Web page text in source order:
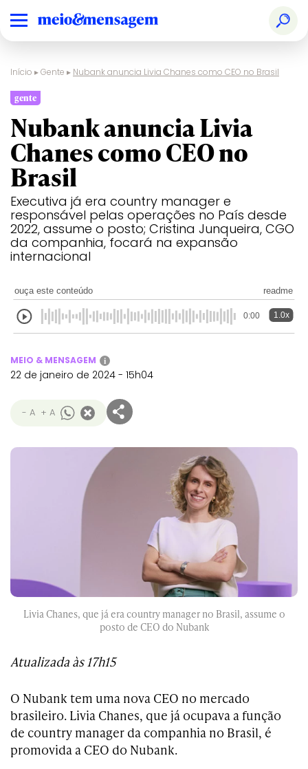
Início ▸Gente ▸ Nubank anuncia Livia Chanes como CEO no Brasil
gente
Nubank anuncia Livia
Chanes como CEO no
Brasil
Executiva já era country manager e
responsável pelas operações no País desde
2022, assume o posto; Cristina Junqueira, CGO
da companhia, focará na expansão
internacional
ouça este conteúdo readme
0:00 1.0x
MEIO & MENSAGEM i
22 de janeiro de 2024 - 15h04
- A + A
Livia Chanes, que já era country manager no Brasil, assume o
posto de CEO do Nubank
Atualizada às 17h15
O Nubank tem uma nova CEO no mercado
brasileiro. Livia Chanes, que já ocupava a função
de country manager da companhia no Brasil, é
promovida a CEO do Nubank.